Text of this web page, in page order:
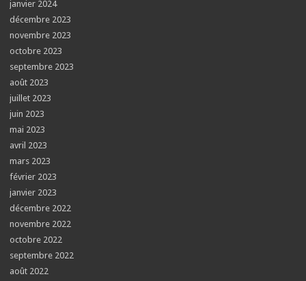
janvier 2024
décembre 2023
novembre 2023
octobre 2023
septembre 2023
août 2023
juillet 2023
juin 2023
mai 2023
avril 2023
mars 2023
février 2023
janvier 2023
décembre 2022
novembre 2022
octobre 2022
septembre 2022
août 2022